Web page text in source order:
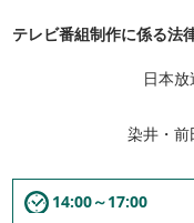
テレビ番組制作に係る法
日本
染井・
14:00～17:00